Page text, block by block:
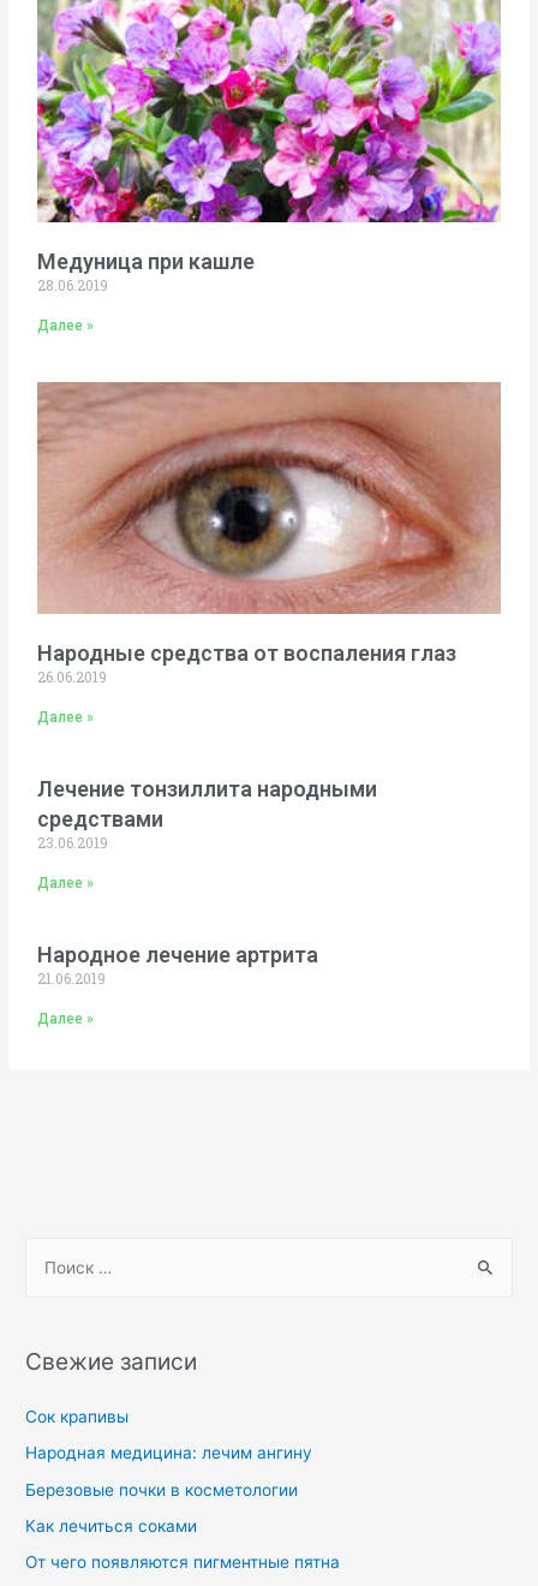
Медуница при кашле
28.06.2019
Далее »
Народные средства от воспаления глаз
26.06.2019
Далее »
Лечение тонзиллита народными
средствами
23.06.2019
Далее »
Народное лечение артрита
21.06.2019
Далее »
Свежие записи
Сок крапивы
Народная медицина: лечим ангину
Березовые почки в косметологии
Как лечиться соками
От чего появляются пигментные пятна